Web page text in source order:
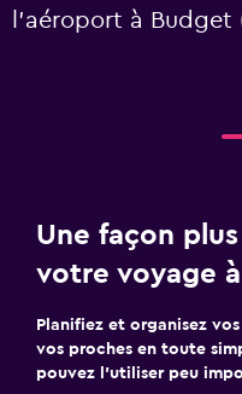
l’aéroport à Budget
Une façon
votre voyage
Planifiez et organisez
vos proches en toute
pouvez l’utiliser peu